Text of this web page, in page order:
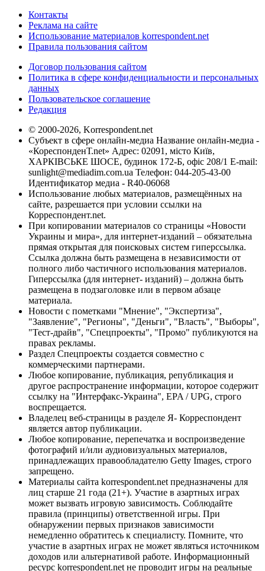
Контакты
Реклама на сайте
Использование материалов korrespondent.net
Правила пользования сайтом
Договор пользования сайтом
Политика в сфере конфиденциальности и персональных
данных
Пользовательское соглашение
Редакция
© 2000-2026, Korrespondent.net
Субъект в сфере онлайн-медиа Название онлайн-медиа -
«КореспонденТ.net» Адрес: 02091, місто Київ,
ХАРКІВСЬКЕ ШОСЕ, будинок 172-Б, офіс 208/1 E-mail:
sunlight@mediadim.com.ua Телефон: 044-205-43-00
Идентификатор медиа - R40-06068
Использование любых материалов, размещённых на
сайте, разрешается при условии ссылки на
Корреспондент.net.
При копировании материалов со страницы «Новости
Украины и мира», для интернет-изданий – обязательна
прямая открытая для поисковых систем гиперссылка.
Ссылка должна быть размещена в независимости от
полного либо частичного использования материалов.
Гиперссылка (для интернет- изданий) – должна быть
размещена в подзаголовке или в первом абзаце
материала.
Новости с пометками "Мнение", "Экспертиза",
"Заявление", "Регионы", "Деньги", "Власть", "Выборы",
"Тест-драйв", "Спецпроекты", "Промо" публикуются на
правах рекламы.
Раздел Спецпроекты создается совместно с
коммерческими партнерами.
Любое копирование, публикация, републикация и
другое распространение информации, которое содержит
ссылку на "Интерфакс-Украина", EPA / UPG, строго
воспрещается.
Владелец веб-страницы в разделе Я- Корреспондент
является автор публикации.
Любое копирование, перепечатка и воспроизведение
фотографий и/или аудиовизуальных материалов,
принадлежащих правообладателю Getty Images, строго
запрещено.
Материалы сайта korrespondent.net предназначены для
лиц старше 21 года (21+). Участие в азартных играх
может вызвать игровую зависимость. Соблюдайте
правила (принципы) ответственной игры. При
обнаружении первых признаков зависимости
немедленно обратитесь к специалисту. Помните, что
участие в азартных играх не может являться источником
доходов или альтернативой работе. Информационный
ресурс korrespondent.net не проводит игры на реальные